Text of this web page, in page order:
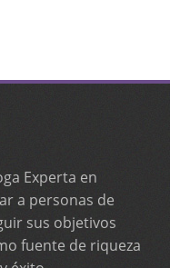
Experta en
a personas de
sus objetivos
fuente de riqueza